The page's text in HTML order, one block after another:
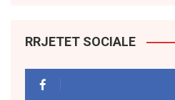
RRJETET SOCIALE